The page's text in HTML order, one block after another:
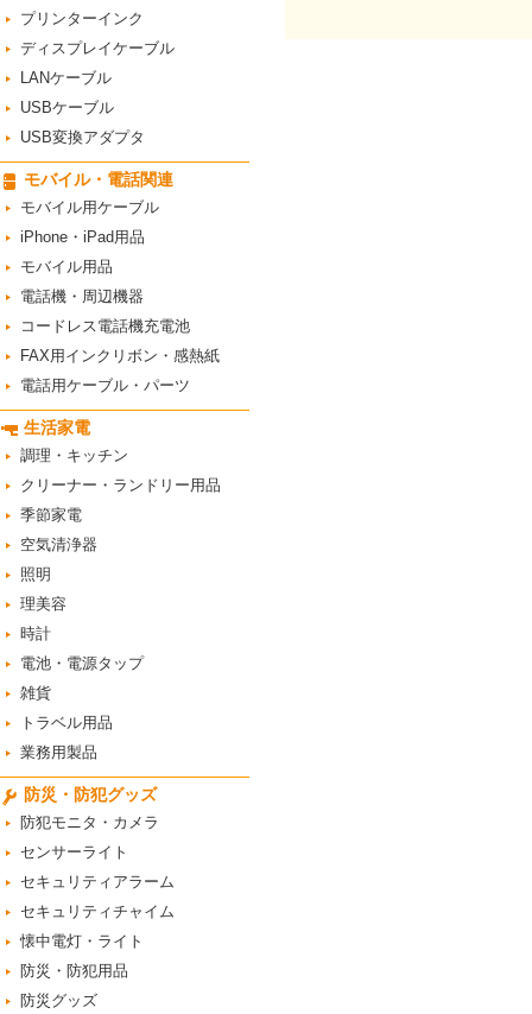
プリンターインク
ディスプレイケーブル
LANケーブル
USBケーブル
USB変換アダプタ
モバイル・電話関連
モバイル用ケーブル
iPhone・iPad用品
モバイル用品
電話機・周辺機器
コードレス電話機充電池
FAX用インクリボン・感熱紙
電話用ケーブル・パーツ
生活家電
調理・キッチン
クリーナー・ランドリー用品
季節家電
空気清浄器
照明
理美容
時計
電池・電源タップ
雑貨
トラベル用品
業務用製品
防災・防犯グッズ
防犯モニタ・カメラ
センサーライト
セキュリティアラーム
セキュリティチャイム
懐中電灯・ライト
防災・防犯用品
防災グッズ